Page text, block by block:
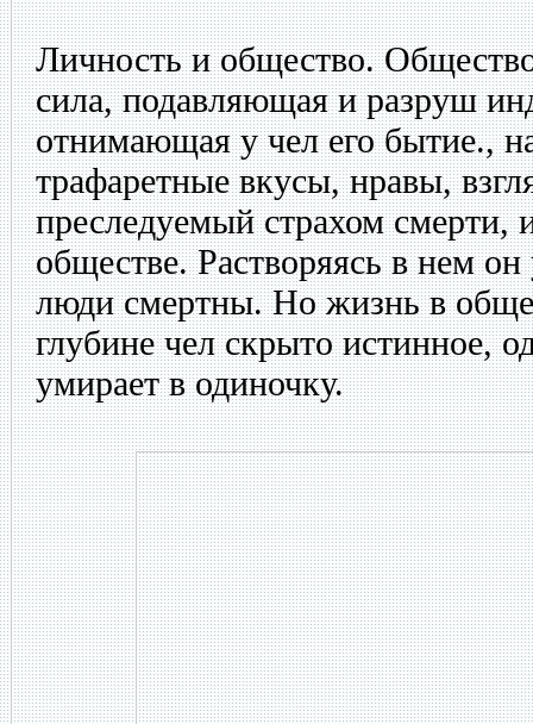
Личность и общество.
сила, подавляющая и разруш
отнимающая у чел его бытие.,
трафаретные вкусы, нравы,
преследуемый страхом
обществе. Растворяясь в нем
люди смертны. Но жизнь в
глубине чел скрыто истинное,
умирает в одиночку.